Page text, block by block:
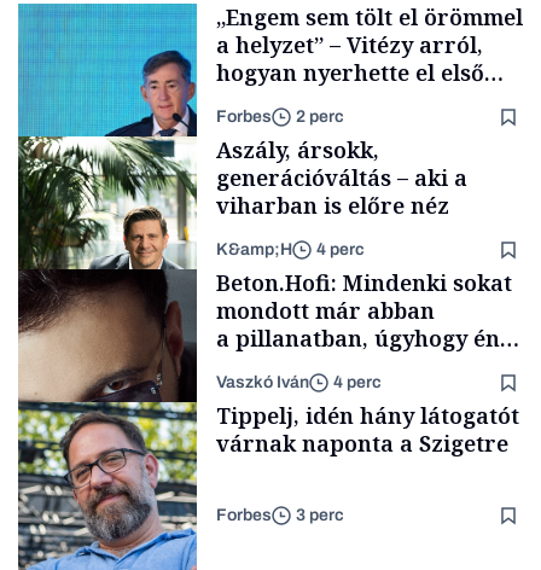
Elszámoltatás
„Engem sem tölt el örömmel
a helyzet” – Vitézy arról,
hogyan nyerhette el első
tenderét Mészárosék cége a
Tisza-kormány alatt
Forbes 2 perc
TÁMOGATÓI
TARTALOM
Aszály, ársokk,
generációváltás – aki a
viharban is előre néz
K&amp;H 4 perc
Forbes-sztori
Beton.Hofi: Mindenki sokat
mondott már abban
a pillanatban, úgyhogy én
a legsarkosabb
gondolataimat akartam
kimondani
Vaszkó Iván 4 perc
Tippelj, idén hány látogatót
várnak naponta a Szigetre
Forbes 3 perc